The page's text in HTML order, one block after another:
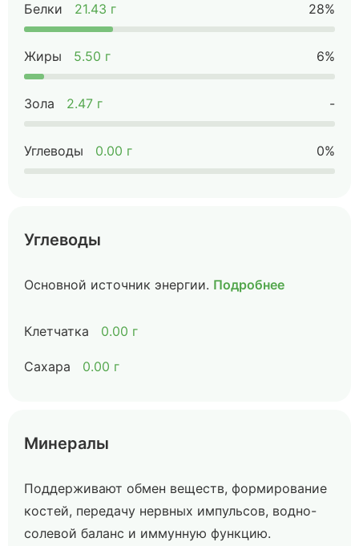
Белки 21.43 г 28%
Жиры 5.50 г 6%
Зола 2.47 г -
Углеводы 0.00 г 0%
Углеводы
Основной источник энергии. Подробнее
Клетчатка 0.00 г
Сахара 0.00 г
Минералы
Поддерживают обмен веществ, формирование
костей, передачу нервных импульсов, водно-
солевой баланс и иммунную функцию.